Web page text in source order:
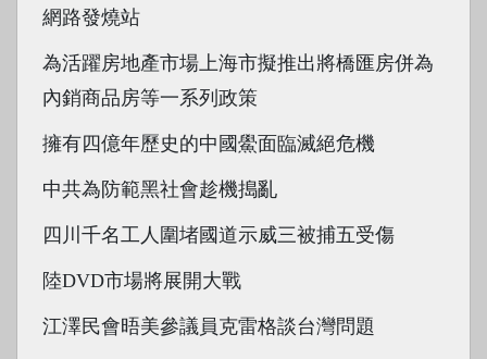
網路發燒站
為活躍房地產市場上海市擬推出將橋匯房併為
內銷商品房等一系列政策
擁有四億年歷史的中國鱟面臨滅絕危機
中共為防範黑社會趁機搗亂
四川千名工人圍堵國道示威三被捕五受傷
陸DVD市場將展開大戰
江澤民會晤美參議員克雷格談台灣問題